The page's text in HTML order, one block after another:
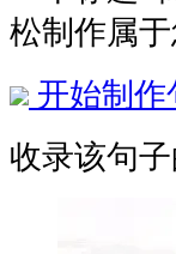
松制作属
开始制作
收录该句